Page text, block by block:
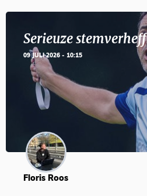
Serieuze
09 JULI 2026 - 10:15
Floris Roos